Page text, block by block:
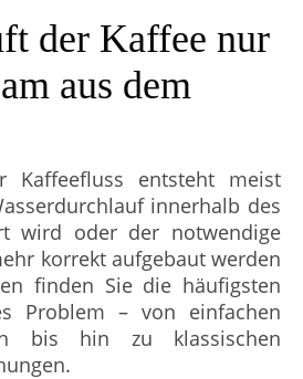
der Kaffee nur
aus dem
Kaffeefluss entsteht meist
innerhalb des
wird oder der notwendige
korrekt aufgebaut werden
finden Sie die häufigsten
Problem – von einfachen
bis hin zu klassischen